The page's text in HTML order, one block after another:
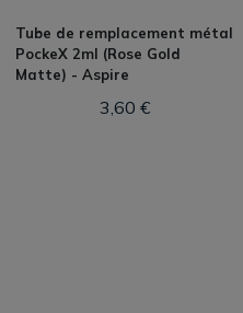
Tube de remplacement métal
PockeX 2ml (Rose Gold
Matte) - Aspire
3,60 €